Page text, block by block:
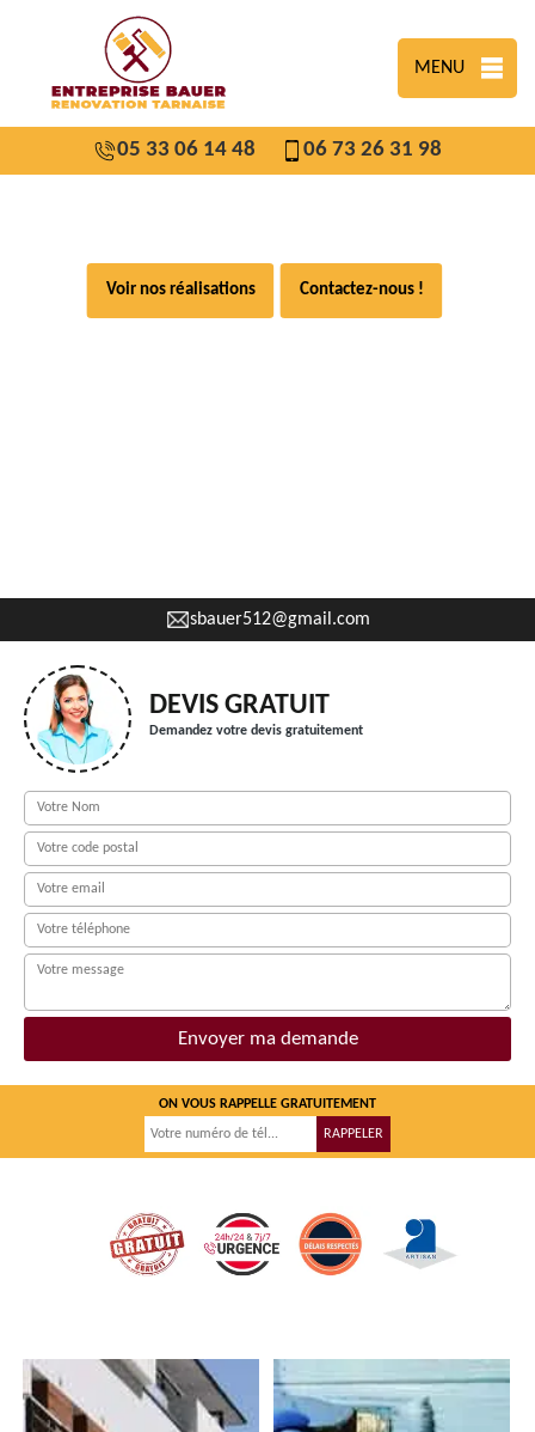
MENU
05 33 06 14 48 06 73 26 31 98
Voir nos réalisations Contactez-nous !
sbauer512@gmail.com
DEVIS GRATUIT
Demandez votre devis gratuitement
ON VOUS RAPPELLE GRATUITEMENT